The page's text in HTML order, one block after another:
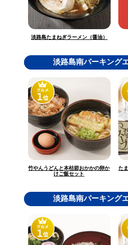
淡路島たまねぎラーメン（醤油）
淡路島南パーキング
竹やんうどんと本枯節おかかの卵か
けご飯セット
た
淡路島南パーキング